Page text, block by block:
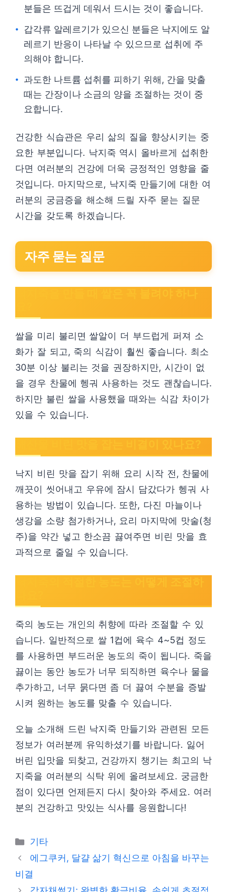
분들은 뜨겁게 데워서 드시는 것이 좋습니다.
갑각류 알레르기가 있으신 분들은 낙지에도 알
레르기 반응이 나타날 수 있으므로 섭취에 주
의해야 합니다.
과도한 나트륨 섭취를 피하기 위해, 간을 맞출
때는 간장이나 소금의 양을 조절하는 것이 중
요합니다.
건강한 식습관은 우리 삶의 질을 향상시키는 중
요한 부분입니다. 낙지죽 역시 올바르게 섭취한
다면 여러분의 건강에 더욱 긍정적인 영향을 줄
것입니다. 마지막으로, 낙지죽 만들기에 대한 여
러분의 궁금증을 해소해 드릴 자주 묻는 질문
시간을 갖도록 하겠습니다.
자주 묻는 질문
쌀을 미리 불리면 쌀알이 더 부드럽게 퍼져 소
화가 잘 되고, 죽의 식감이 훨씬 좋습니다. 최소
30분 이상 불리는 것을 권장하지만, 시간이 없
을 경우 찬물에 헹궈 사용하는 것도 괜찮습니다.
하지만 불린 쌀을 사용했을 때와는 식감 차이가
있을 수 있습니다.
낙지 비린 맛을 잡기 위해 요리 시작 전, 찬물에
깨끗이 씻어내고 우유에 잠시 담갔다가 헹궈 사
용하는 방법이 있습니다. 또한, 다진 마늘이나
생강을 소량 첨가하거나, 요리 마지막에 맛술(청
주)을 약간 넣고 한소끔 끓여주면 비린 맛을 효
과적으로 줄일 수 있습니다.
죽의 농도는 개인의 취향에 따라 조절할 수 있
습니다. 일반적으로 쌀 1컵에 육수 4~5컵 정도
를 사용하면 부드러운 농도의 죽이 됩니다. 죽을
끓이는 동안 농도가 너무 되직하면 육수나 물을
추가하고, 너무 묽다면 좀 더 끓여 수분을 증발
시켜 원하는 농도를 맞출 수 있습니다.
오늘 소개해 드린 낙지죽 만들기와 관련된 모든
정보가 여러분께 유익하셨기를 바랍니다. 잃어
버린 입맛을 되찾고, 건강까지 챙기는 최고의 낙
지죽을 여러분의 식탁 위에 올려보세요. 궁금한
점이 있다면 언제든지 다시 찾아와 주세요. 여러
분의 건강하고 맛있는 식사를 응원합니다!
Categories
기타
에그쿠커, 달걀 삶기 혁신으로 아침을 바꾸는
비결